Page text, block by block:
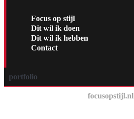
Focus op stijl
Dit wil ik doen
Dit wil ik hebben
Contact
portfolio
focusopstijl.nl